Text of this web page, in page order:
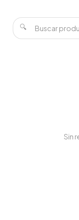
🔍
Sin